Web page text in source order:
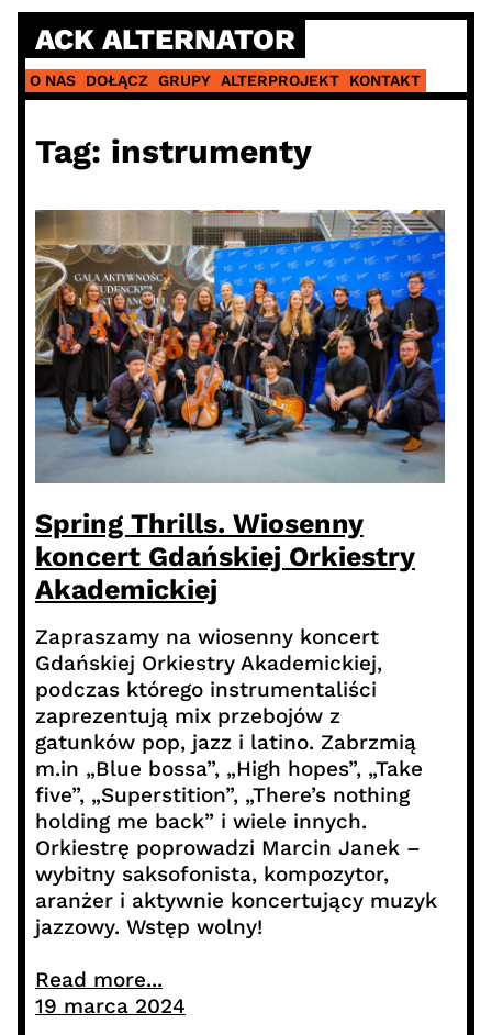
Skip
content
ACK ALTERNATOR
O NAS DOŁĄCZ GRUPY ALTERPROJEKT KONTAKT
Tag: instrumenty
Spring Thrills. Wiosenny
koncert Gdańskiej Orkiestry
Akademickiej
Zapraszamy na wiosenny koncert
Gdańskiej Orkiestry Akademickiej,
podczas którego instrumentaliści
zaprezentują mix przebojów z
gatunków pop, jazz i latino. Zabrzmią
m.in „Blue bossa”, „High hopes”, „Take
five”, „Superstition”, „There’s nothing
holding me back” i wiele innych.
Orkiestrę poprowadzi Marcin Janek –
wybitny saksofonista, kompozytor,
aranżer i aktywnie koncertujący muzyk
jazzowy. Wstęp wolny!
Read more...
19 marca 2024